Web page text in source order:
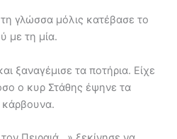
γλώσσα μόλις κατέβασε το
με τη μία.
ξαναγέμισε τα ποτήρια. Είχε
ο κυρ Στάθης έψηνε τα
κάρβουνα.